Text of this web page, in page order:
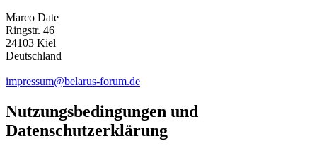
Marco Date
Ringstr. 46
24103 Kiel
Deutschland
impressum@belarus-forum.de
Nutzungsbedingungen und
Datenschutzerklärung